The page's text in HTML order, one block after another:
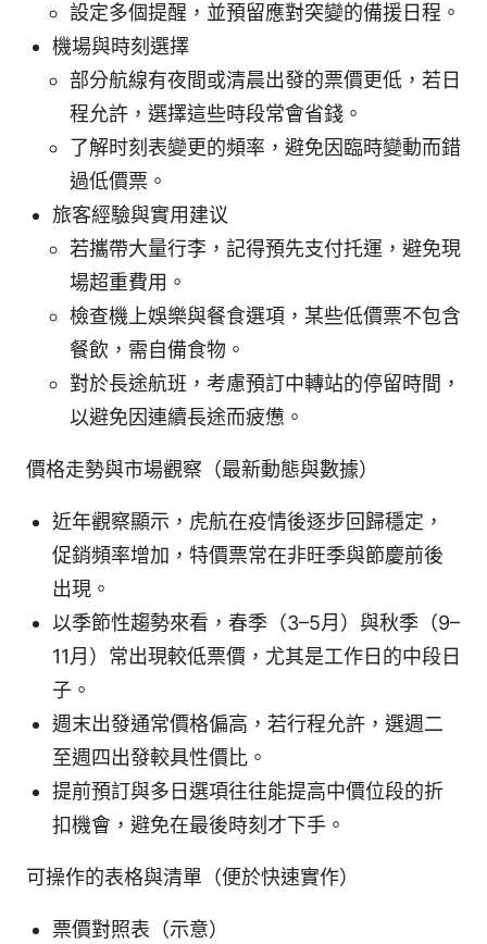
設定多個提醒，並預留應對突變的備援日程。
機場與時刻選擇
部分航線有夜間或清晨出發的票價更低，若日
程允許，選擇這些時段常會省錢。
了解时刻表變更的頻率，避免因臨時變動而錯
過低價票。
旅客經驗與實用建议
若攜帶大量行李，記得預先支付托運，避免現
場超重費用。
檢查機上娛樂與餐食選項，某些低價票不包含
餐飲，需自備食物。
對於長途航班，考慮預訂中轉站的停留時間，
以避免因連續長途而疲憊。
價格走勢與市場觀察（最新動態與數據）
近年觀察顯示，虎航在疫情後逐步回歸穩定，
促銷頻率增加，特價票常在非旺季與節慶前後
出現。
以季節性趨勢來看，春季（3–5月）與秋季（9–
11月）常出現較低票價，尤其是工作日的中段日
子。
週末出發通常價格偏高，若行程允許，選週二
至週四出發較具性價比。
提前預訂與多日選項往往能提高中價位段的折
扣機會，避免在最後時刻才下手。
可操作的表格與清單（便於快速實作）
票價對照表（示意）